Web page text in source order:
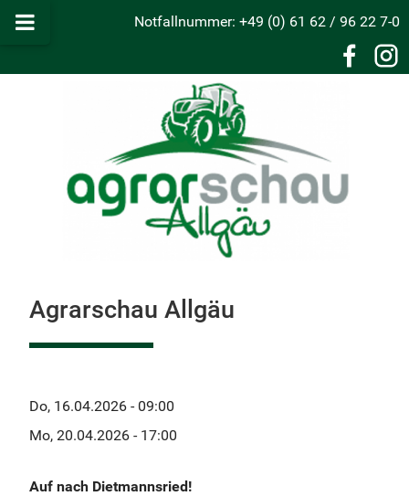
Notfallnummer: +49 (0) 61 62 / 96 22 7-0
Agrarschau Allgäu
Do, 16.04.2026 - 09:00
Mo, 20.04.2026 - 17:00
Auf nach Dietmannsried!